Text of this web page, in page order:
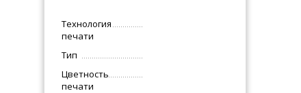
Технология
печати
Тип
Цветность
печати